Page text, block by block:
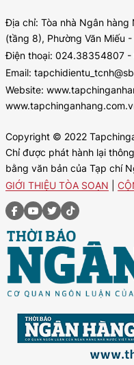
Địa chỉ: Tòa nhà Ngân
(tầng 8), Phường Văn Miếu
Điện thoại: 024.38354807
Email:
Website:
Copyright © 2022
Chỉ được phát hành lại
bằng văn bản của Tạp chí
GIỚI THIỆU TÒA SOẠN